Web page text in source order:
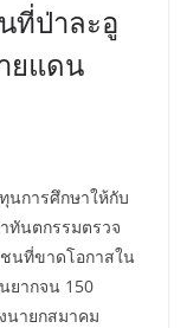
ที่ป่าละอู
ยแดน
นการศึกษาให้กับ
ทันตกรรมตรวจ
นที่ขาดโอกาสใน
ยากจน 150
นายกสมาคม